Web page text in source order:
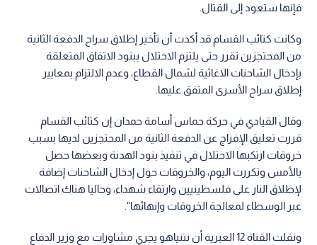
فإنها ستعود إلى القتال.
وكانت كتائب القسام قد أكدت أن تأخير إطلاق سراح الدفعة الثانية
من المحتجزين تقرر حتى يلتزم الاحتلال ببنود الاتفاق المتعلقة
بإدخال الشاحنات الاغاثية لشمال القطاع، وعدم الالتزام بمعايير
إطلاق سراح الأسرى المتفق عليها.
وقال القيادي في حركة حماس أسامة حمدان إن كتائب القسام
قررت تعليق الإفراج عن الدفعة الثانية من المحتجزين لديها بسبب
خروقات ارتكبها الاحتلال في تنفيذ بنود الهدنة وبعضها حصل
بالأمس وتكررت اليوم، والخروقات حول إدخال الشاحنات إضافة
لإطلاق النار على فلسطينيين وارتقاء شهداء، وحاليا هناك اتصالات
عبر الوسطاء لمعالجة الخروقات وإنهائها".
ونقلت القناة 12 العبرية أن نتنياهو يجري مشاورات مع وزير الدفاع